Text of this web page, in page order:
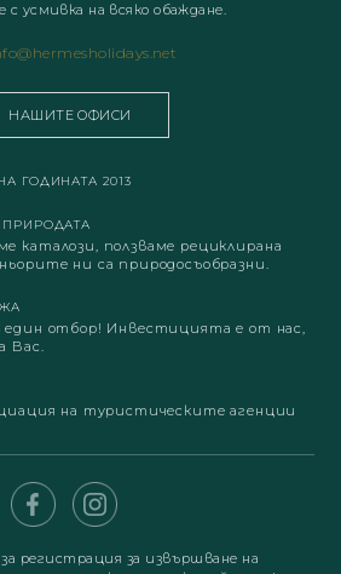
с усмивка на всяко обаждане.
НАШИТЕ ОФИСИ
ГОДИНАТА 2013
каталози, ползваме рециклирана
ни са природосъобразни.
отбор! Инвестицията е от нас,
Вас.
на туристическите агенции
регистрация за извършване на